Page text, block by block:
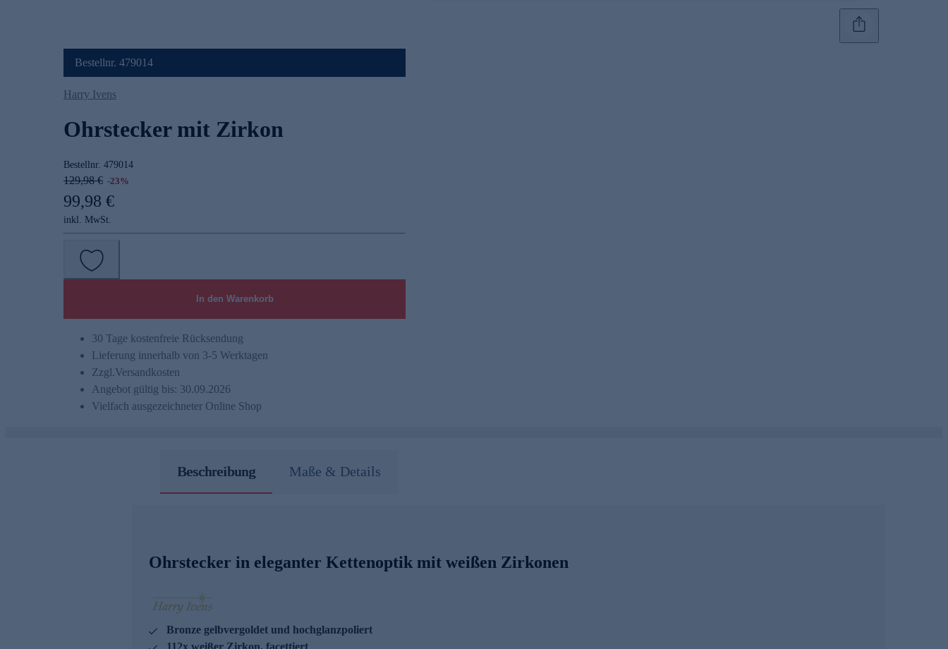
Bestellnr. 479014
Harry Ivens
Ohrstecker mit Zirkon
Bestellnr. 479014
129,98 € -23%
99,98 €
inkl. MwSt.
In den Warenkorb
30 Tage kostenfreie Rücksendung
Lieferung innerhalb von 3-5 Werktagen
Zzgl.Versandkosten
Angebot gültig bis: 30.09.2026
Vielfach ausgezeichneter Online Shop
Beschreibung Maße & Details
Ohrstecker in eleganter Kettenoptik mit weißen Zirkonen
Bronze gelbvergoldet und hochglanzpoliert